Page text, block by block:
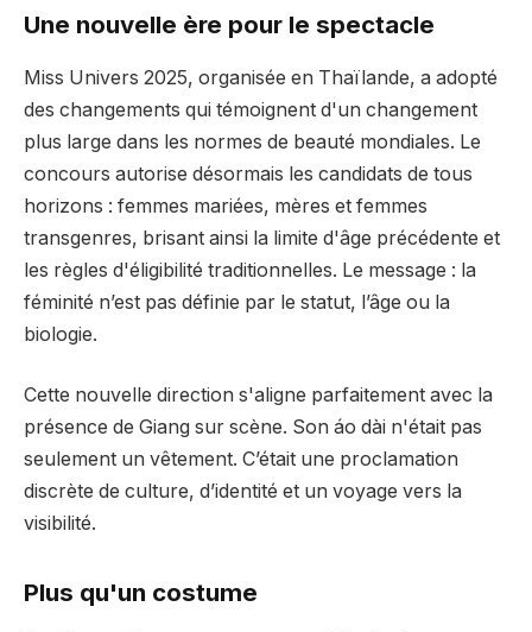
Une nouvelle ère pour le spectacle
Miss Univers 2025, organisée en Thaïlande, a adopté
des changements qui témoignent d'un changement
plus large dans les normes de beauté mondiales. Le
concours autorise désormais les candidats de tous
horizons : femmes mariées, mères et femmes
transgenres, brisant ainsi la limite d'âge précédente et
les règles d'éligibilité traditionnelles. Le message : la
féminité n’est pas définie par le statut, l’âge ou la
biologie.
Cette nouvelle direction s'aligne parfaitement avec la
présence de Giang sur scène. Son áo dài n'était pas
seulement un vêtement. C’était une proclamation
discrète de culture, d’identité et un voyage vers la
visibilité.
Plus qu'un costume